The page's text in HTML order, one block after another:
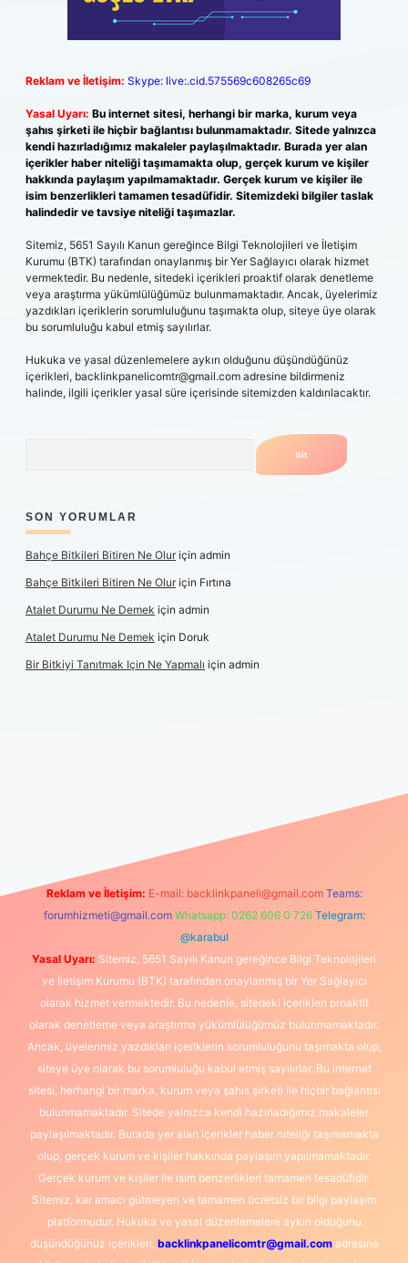
Reklam ve İletişim: Skype: live:.cid.575569c608265c69
Yasal Uyarı: Bu internet sitesi, herhangi bir marka, kurum veya
şahıs şirketi ile hiçbir bağlantısı bulunmamaktadır. Sitede yalnızca
kendi hazırladığımız makaleler paylaşılmaktadır. Burada yer alan
içerikler haber niteliği taşımamakta olup, gerçek kurum ve kişiler
hakkında paylaşım yapılmamaktadır. Gerçek kurum ve kişiler ile
isim benzerlikleri tamamen tesadüfidir. Sitemizdeki bilgiler taslak
halindedir ve tavsiye niteliği taşımazlar.
Sitemiz, 5651 Sayılı Kanun gereğince Bilgi Teknolojileri ve İletişim
Kurumu (BTK) tarafından onaylanmış bir Yer Sağlayıcı olarak hizmet
vermektedir. Bu nedenle, sitedeki içerikleri proaktif olarak denetleme
veya araştırma yükümlülüğümüz bulunmamaktadır. Ancak, üyelerimiz
yazdıkları içeriklerin sorumluluğunu taşımakta olup, siteye üye olarak
bu sorumluluğu kabul etmiş sayılırlar.
Hukuka ve yasal düzenlemelere aykırı olduğunu düşündüğünüz
içerikleri, backlinkpanelicomtr@gmail.com adresine bildirmeniz
halinde, ilgili içerikler yasal süre içerisinde sitemizden kaldırılacaktır.
SON YORUMLAR
Bahçe Bitkileri Bitiren Ne Oluriçin admin
Bahçe Bitkileri Bitiren Ne Oluriçin Fırtına
Atalet Durumu Ne Demek için admin
Atalet Durumu Ne Demek için Doruk
Bir Bitkiyi Tanıtmak Için Ne Yapmalı için admin
Reklam ve İletişim: E-mail: backlinkpaneli@gmail.com Teams:
forumhizmeti@gmail.com Whatsapp: 0262 606 0 726 Telegram:
@karabul
Yasal Uyarı: Sitemiz, 5651 Sayılı Kanun gereğince Bilgi Teknolojileri
ve İletişim Kurumu (BTK) tarafından onaylanmış bir Yer Sağlayıcı
olarak hizmet vermektedir. Bu nedenle, sitedeki içerikleri proaktif
olarak denetleme veya araştırma yükümlülüğümüz bulunmamaktadır.
Ancak, üyelerimiz yazdıkları içeriklerin sorumluluğunu taşımakta olup,
siteye üye olarak bu sorumluluğu kabul etmiş sayılırlar. Bu internet
sitesi, herhangi bir marka, kurum veya şahıs şirketi ile hiçbir bağlantısı
bulunmamaktadır. Sitede yalnızca kendi hazırladığımız makaleler
paylaşılmaktadır. Burada yer alan içerikler haber niteliği taşımamakta
olup, gerçek kurum ve kişiler hakkında paylaşım yapılmamaktadır.
Gerçek kurum ve kişiler ile isim benzerlikleri tamamen tesadüfidir.
Sitemiz, kar amacı gütmeyen ve tamamen ücretsiz bir bilgi paylaşım
platformudur. Hukuka ve yasal düzenlemelere aykırı olduğunu
düşündüğünüz içerikleri, backlinkpanelicomtr@gmail.comadresine